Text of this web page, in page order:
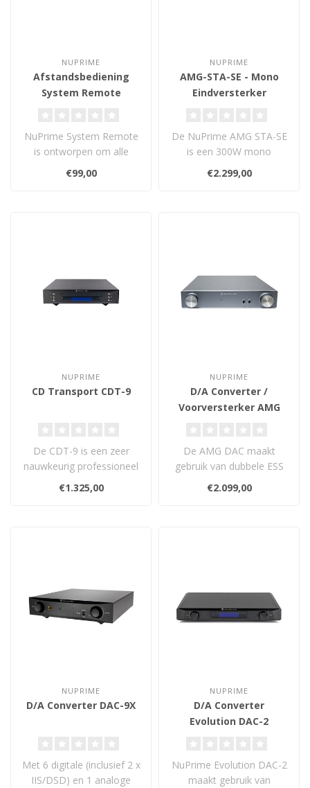
NUPRIME
Afstandsbediening
System Remote
NuPrime System Remote
is ontworpen om alle
producten uit de 9-serie
en AMG-serie..
€99,00
NUPRIME
AMG-STA-SE - Mono
Eindversterker
De NuPrime AMG STA-SE
is een 300W mono
eindversterker met
hybride Class-A/Classe..
€2.299,00
NUPRIME
CD Transport CDT-9
De CDT-9 is een zeer
nauwkeurig professioneel
muziek-cd-transport met
een kracht..
€1.325,00
NUPRIME
D/A Converter /
Voorversterker AMG
De AMG DAC maakt
gebruik van dubbele ESS
DAC's met discrete
klasse-A-transistors..
€2.099,00
NUPRIME
D/A Converter DAC-9X
Met 6 digitale (inclusief 2 x
IIS/DSD) en 1 analoge
NUPRIME
D/A Converter
Evolution DAC-2
NuPrime Evolution DAC-2
maakt gebruik van